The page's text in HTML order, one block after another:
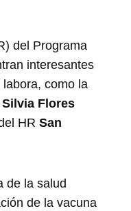
del Programa
interesantes
como la
Silvia Flores
HRSan
de la salud
de la vacuna